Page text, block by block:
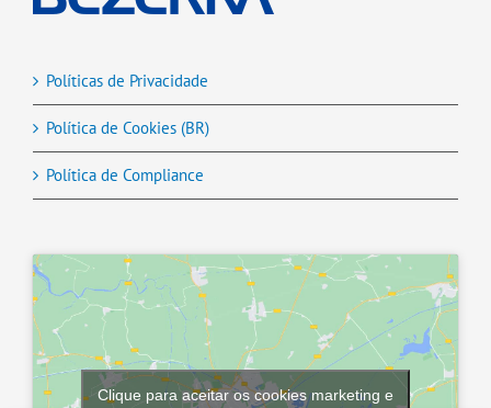
Políticas de Privacidade
Política de Cookies (BR)
Política de Compliance
Clique para aceitar os cookies marketing e